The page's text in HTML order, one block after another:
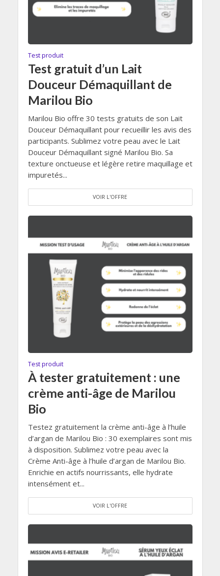
Test produit
Test gratuit d’un Lait
Douceur Démaquillant de
Marilou Bio
Marilou Bio offre 30 tests gratuits de son Lait
Douceur Démaquillant pour recueillir les avis des
participants. Sublimez votre peau avec le Lait
Douceur Démaquillant signé Marilou Bio. Sa
texture onctueuse et légère retire maquillage et
impuretés...
VOIR L'OFFRE
Test produit
À tester gratuitement : une
crème anti-âge de Marilou
Bio
Testez gratuitement la crème anti-âge à l’huile
d’argan de Marilou Bio : 30 exemplaires sont mis
à disposition. Sublimez votre peau avec la
Crème Anti-âge à l’huile d’argan de Marilou Bio.
Enrichie en actifs nourrissants, elle hydrate
intensément et...
VOIR L'OFFRE